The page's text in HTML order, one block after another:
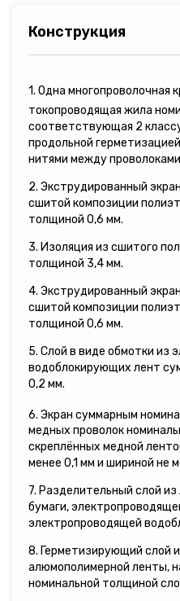
Конструкция
1. Одна многопроволочная
токопроводящая жила
соответствующая 2
продольной
нитями между
2. Экструдированный
сшитой композиции
толщиной 0,6 мм.
3. Изоляция из сшитого
толщиной 3,4 мм.
4. Экструдированный
сшитой композиции
толщиной 0,6 мм.
5. Слой в виде обмотки из
водоблокирующих лент
0,2 мм.
6. Экран суммарным
медных проволок
скреплённых медной
менее 0,1 мм и шириной не
7. Разделительный слой
бумаги,
электропроводящей
8. Герметизирующий слой
алюмополимерной ленты,
номинальной толщиной